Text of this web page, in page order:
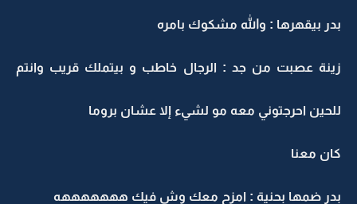
بدر بيقهرها : والله مشكوك بامره
زينة عصبت من جد : الرجال خاطب و بيتملك قريب وانتم
للحين احرجتوني معه مو لشيء إلا عشان بروما
كان معنا
بدر ضمها بحنية : امزح معك وش فيك هههههههه